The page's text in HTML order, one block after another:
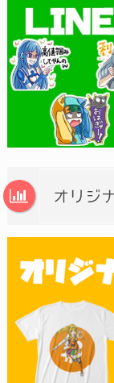
オリジ